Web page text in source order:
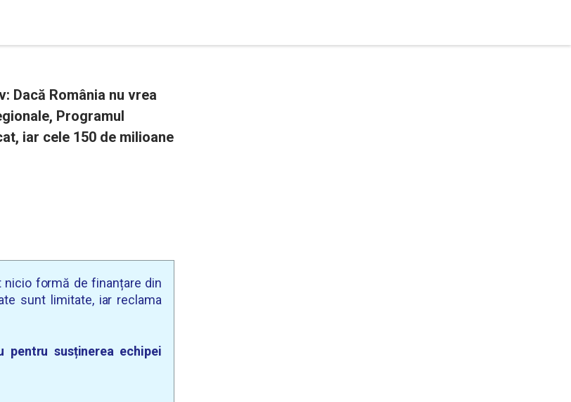
Dacă România nu vrea
Programul
iar cele 150 de milioane
nicio formă de finanțare din
sunt limitate, iar reclama
susținerea echipei